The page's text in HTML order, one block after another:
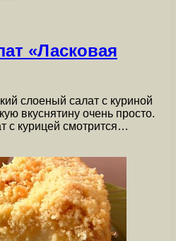
«Ласковая
слоеный салат с куриной
вкуснятину очень просто.
с курицей смотрится…